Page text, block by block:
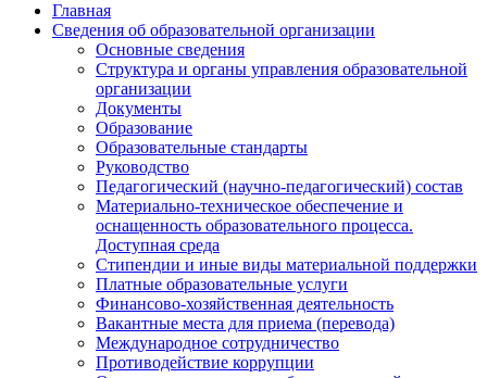
Главная
Сведения об образовательной организации
Основные сведения
Структура и органы управления образовательной
организации
Документы
Образование
Образовательные стандарты
Руководство
Педагогический (научно-педагогический) состав
Материально-техническое обеспечение и
оснащенность образовательного процесса.
Доступная среда
Стипендии и иные виды материальной поддержки
Платные образовательные услуги
Финансово-хозяйственная деятельность
Вакантные места для приема (перевода)
Международное сотрудничество
Противодействие коррупции